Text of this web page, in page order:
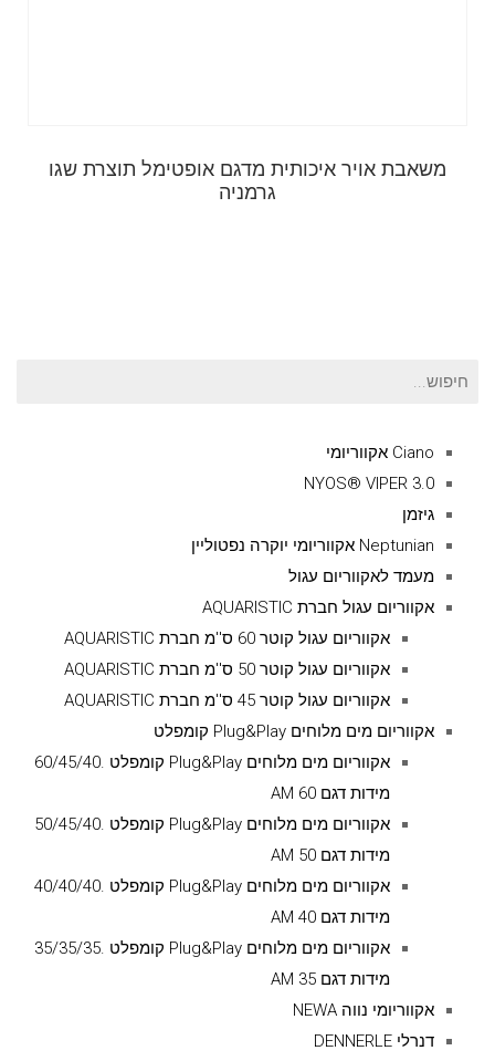
משאבת אויר איכותית מדגם אופטימל תוצרת שגו
גרמניה
חיפוש
Ciano אקווריומי
NYOS® VIPER 3.0
גיזמן
Neptunian אקווריומי יוקרה נפטוליין
מעמד לאקווריום עגול
אקווריום עגול חברת AQUARISTIC
אקווריום עגול קוטר 60 ס''מ חברת AQUARISTIC
אקווריום עגול קוטר 50 ס''מ חברת AQUARISTIC
אקווריום עגול קוטר 45 ס''מ חברת AQUARISTIC
אקווריום מים מלוחים Plug&Play קומפלט
אקווריום מים מלוחים Plug&Play קומפלט .60/45/40
מידות דגם AM 60
אקווריום מים מלוחים Plug&Play קומפלט .50/45/40
מידות דגם AM 50
אקווריום מים מלוחים Plug&Play קומפלט .40/40/40
מידות דגם AM 40
אקווריום מים מלוחים Plug&Play קומפלט .35/35/35
מידות דגם AM 35
אקווריומי נווה NEWA
דנרלי DENNERLE